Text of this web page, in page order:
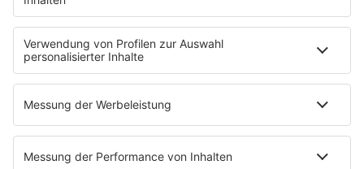
Erdbeerkäse
Fitness mit M.A.R.K
Glück in Worten
Todesursache
Niemand muss ein Promi sein
PROGRAMM
Mit den Waffeln einer Frau